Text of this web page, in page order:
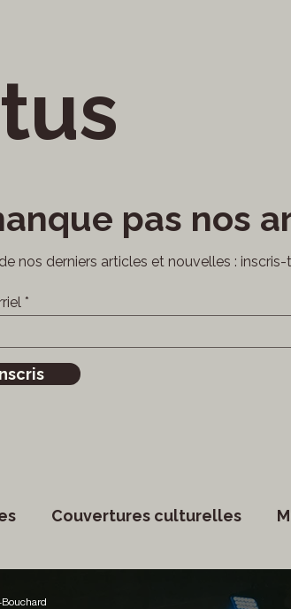
nos derniers articles et nouvelles :
pas nos
Couvertures culturelles